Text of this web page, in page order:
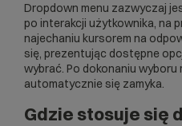
Dropdown menu zazwyczaj
po interakcji użytkownika, na
najechaniu kursorem na
się, prezentując dostępne
wybrać. Po dokonaniu wyboru
automatycznie się zamyka.
Gdzie stosuje się